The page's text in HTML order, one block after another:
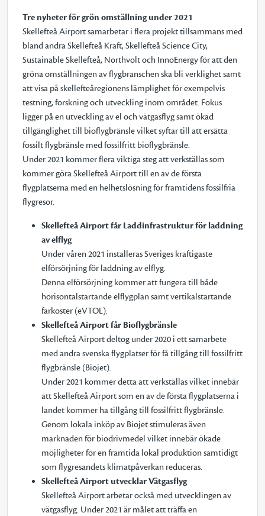
Tre nyheter för grön omställning under 2021
Skellefteå Airport samarbetar i flera projekt tillsammans med
bland andra Skellefteå Kraft, Skellefteå Science City,
Sustainable Skellefteå, Northvolt och InnoEnergy för att den
gröna omställningen av flygbranschen ska bli verklighet samt
att visa på skellefteåregionens lämplighet för exempelvis
testning, forskning och utveckling inom området. Fokus
ligger på en utveckling av el och vätgasflyg samt ökad
tillgänglighet till bioflygbränsle vilket syftar till att ersätta
fossilt flygbränsle med fossilfritt bioflygbränsle.
Under 2021 kommer flera viktiga steg att verkställas som
kommer göra Skellefteå Airport till en av de första
flygplatserna med en helhetslösning för framtidens fossilfria
flygresor.
Skellefteå Airport får Laddinfrastruktur för laddning
av elflyg
Under våren 2021 installeras Sveriges kraftigaste
elförsörjning för laddning av elflyg.
Denna elförsörjning kommer att fungera till både
horisontalstartande elflygplan samt vertikalstartande
farkoster (eVTOL).
Skellefteå Airport får Bioflygbränsle
Skellefteå Airport deltog under 2020 i ett samarbete
med andra svenska flygplatser för få tillgång till fossilfritt
flygbränsle (Biojet).
Under 2021 kommer detta att verkställas vilket innebär
att Skellefteå Airport som en av de första flygplatserna i
landet kommer ha tillgång till fossilfritt flygbränsle.
Genom lokala inköp av Biojet stimuleras även
marknaden för biodrivmedel vilket innebär ökade
möjligheter för en framtida lokal produktion samtidigt
som flygresandets klimatpåverkan reduceras.
Skellefteå Airport utvecklar Vätgasflyg
Skellefteå Airport arbetar också med utvecklingen av
vätgasflyg. Under 2021 är målet att träffa en